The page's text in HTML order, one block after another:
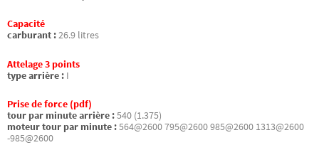
Capacité
carburant :26.9 litres
Attelage 3 points
type arrière : I
Prise de force (pdf)
tour par minute arrière :540 (1.375)
moteur tour par minute :564@2600 795@2600 985@2600 1313@2600
-985@2600